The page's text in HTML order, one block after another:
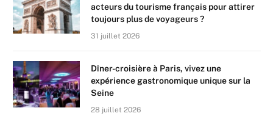
acteurs du tourisme français pour attirer
toujours plus de voyageurs ?
31 juillet 2026
Dîner-croisière à Paris, vivez une
expérience gastronomique unique sur la
Seine
28 juillet 2026